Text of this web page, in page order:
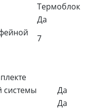
Термоблок
Да
7
системы
Да
Да